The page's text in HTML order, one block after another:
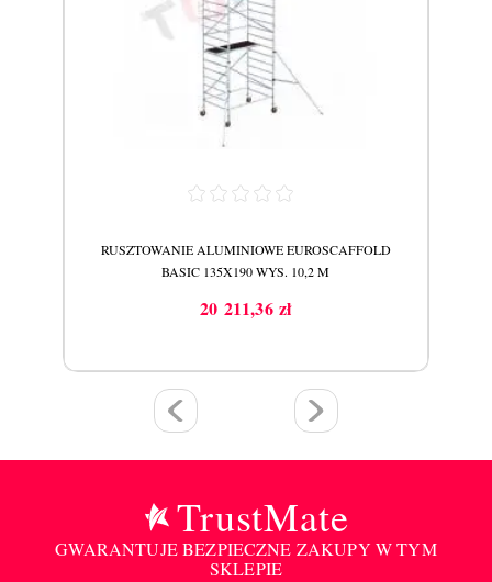
RUSZTOWANIE ALUMINIOWE EUROSCAFFOLD
BASIC 135X190 WYS. 10,2 M
Cena
20 211,36 zł
TrustMate
GWARANTUJE BEZPIECZNE ZAKUPY W TYM
SKLEPIE